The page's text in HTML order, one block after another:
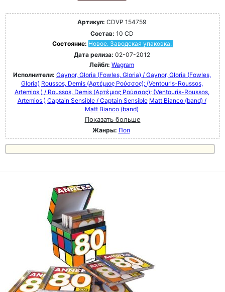
Артикул: CDVP 154759
Состав: 10 CD
Состояние: Новое. Заводская упаковка.
Дата релиза: 02-07-2012
Лейбл: Wagram
Исполнители: Gaynor, GIoria (Fowles, Gloria) / Gaynor, GIoria (Fowles,
Gloria) Roussos, Demis (Αρτέμιος Ρούσσος); (Ventouris-Roussos,
Artemios ) / Roussos, Demis (Αρτέμιος Ρούσσος); (Ventouris-Roussos,
Artemios ) Captain Sensible / Captain Sensible Matt Bianco (band) /
Matt Bianco (band)
Показать больше
Жанры: Поп